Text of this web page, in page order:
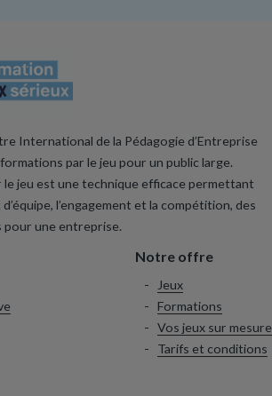
International de la Pédagogie d’Entreprise
par le jeu pour un public large.
jeu est une technique efficace permettant
l’engagement et la compétition, des
pour une entreprise.
Notre offre
Jeux
Formations
Vos jeux sur mesure
Tarifs et conditions